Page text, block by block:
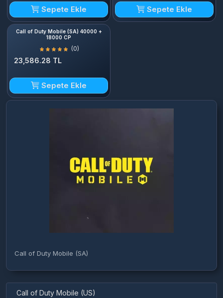
Sepete Ekle Sepete Ekle
Call of Duty Mobile (SA) 40000 +
18000 CP
(0)
23,586.28 TL
Sepete Ekle
Call of Duty Mobile (SA)
Call of Duty Mobile (US)